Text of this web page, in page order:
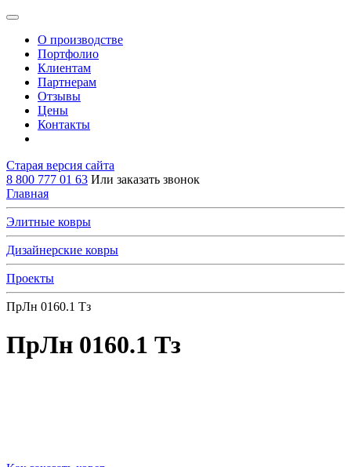
О производстве
Портфолио
Клиентам
Партнерам
Отзывы
Цены
Контакты
Старая версия сайта
8 800 777 01 63 Или заказать звонок
Главная
Элитные ковры
Дизайнерские ковры
Проекты
ПрЛн 0160.1 Тз
ПрЛн 0160.1 Тз